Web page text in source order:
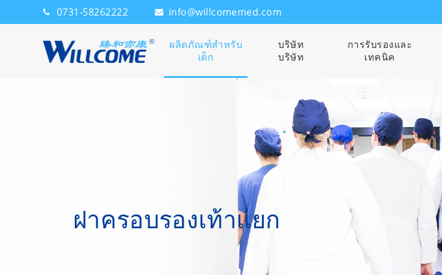
0731-58262222 info@willcomemed.com
ผลิตภัณฑ์สำหรับ
เด็ก
บริษัท
บริษัท
การรับรองและ
เทคนิค
ฝาครอบรองเท้าแยก